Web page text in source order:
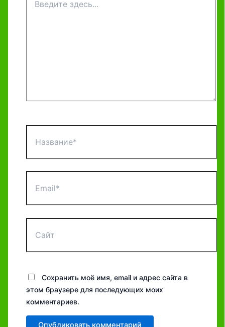
здесь...
Сохранить моё имя, email и адрес сайта в
этом браузере для последующих моих
комментариев.